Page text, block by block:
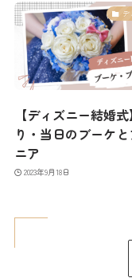
デ
【ディズニー結婚
り・当日のブーケ
ニア
2023年9月18日